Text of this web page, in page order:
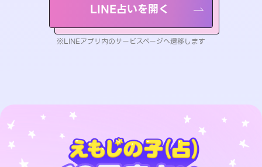
LINE占いを開く
※LINEアプリ内のサービスページへ遷移します